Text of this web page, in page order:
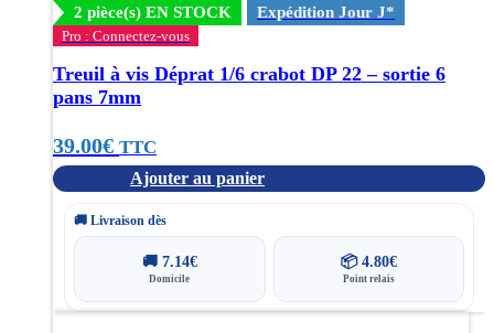
2 pièce(s) EN STOCK Expédition Jour J*
Pro : Connectez-vous
Treuil à vis Déprat 1/6 crabot DP 22 – sortie 6
pans 7mm
39.00€ TTC
Ajouter au panier
🚚 Livraison dès
🚚 7.14€
Domicile
📦 4.80€
Point relais